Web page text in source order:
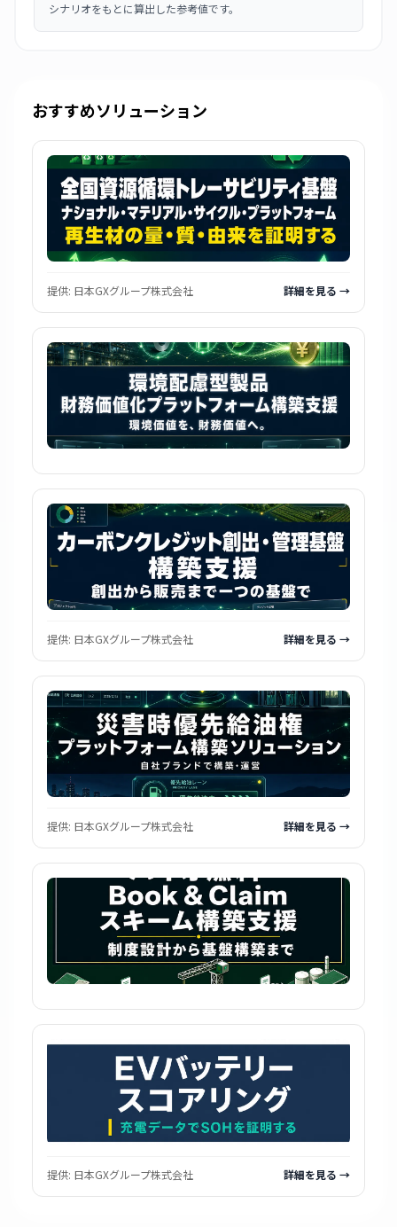
シナリオをもとに算出した参考値です。
おすすめソリューション
提供: 日本GXグループ株式会社 詳細を見る →
提供: 日本GXグループ株式会社 詳細を見る →
提供: 日本GXグループ株式会社 詳細を見る →
提供: 日本GXグループ株式会社 詳細を見る →